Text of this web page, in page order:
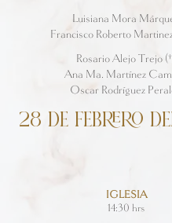
Luisiana Mora
Francisco Roberto
Rosario Alejo Trejo
Ana Ma. Martínez
Oscar Rodríguez
28 DE FEBRERO
IGLESIA
14:30 hrs